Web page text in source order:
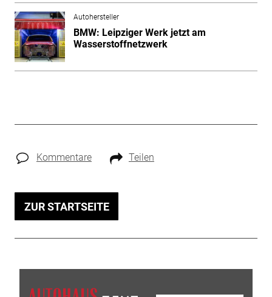
Autohersteller
BMW: Leipziger Werk jetzt am
Wasserstoffnetzwerk
Kommentare Teilen
ZUR STARTSEITE